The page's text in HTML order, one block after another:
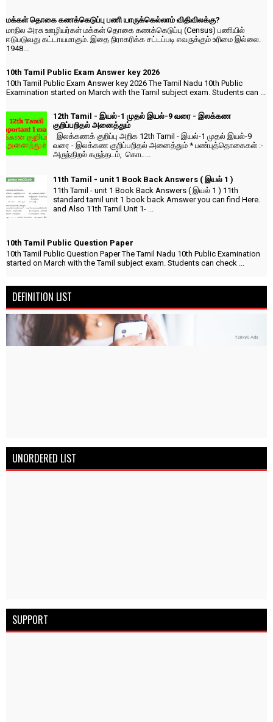
மக்கள் தொகை கணக்கெடுப்பு பணி யாருக்கெல்லாம் விதிவிலக்கு?
மாநில அரசு ஊழியர்கள் மக்கள் தொகை கணக்கெடுப்பு (Census) பணியில்
ஈடுபடுவது கட்டாயமாகும். இதை நிராகரிக்க சட்டப்படி எவருக்கும் உரிமை இல்லை.
1948...
10th Tamil Public Exam Answer key 2026
10th Tamil Public Exam Answer key 2026 The Tamil Nadu 10th Public
Examination started on March with the Tamil subject exam. Students can ...
12th Tamil - இயல்-1 முதல் இயல்-9 வரை - இலக்கண
குறிப்பறிதல் அனைத்தும்
இலக்கணக் குறிப்பு அறிக 12th Tamil - இயல்-1 முதல் இயல்-9
வரை - இலக்கண குறிப்பறிதல் அனைத்தும் * பண்புத்தொகைகள் :-
அருந்திறல் கருந்தடம், கொட...
11th Tamil - unit 1 Book Back Answers ( இயல் 1 )
11th Tamil - unit 1 Book Back Answers ( இயல் 1 ) 11th
standard tamil unit 1 book back Amswer you can find Here.
and Also 11th Tamil Unit 1- ...
10th Tamil Public Question Paper
10th Tamil Public Question Paper The Tamil Nadu 10th Public Examination
started on March with the Tamil subject exam. Students can check ...
DEFINITION LIST
UNORDERED LIST
SUPPORT